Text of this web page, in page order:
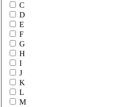
C
D
E
F
G
H
I
J
K
L
M